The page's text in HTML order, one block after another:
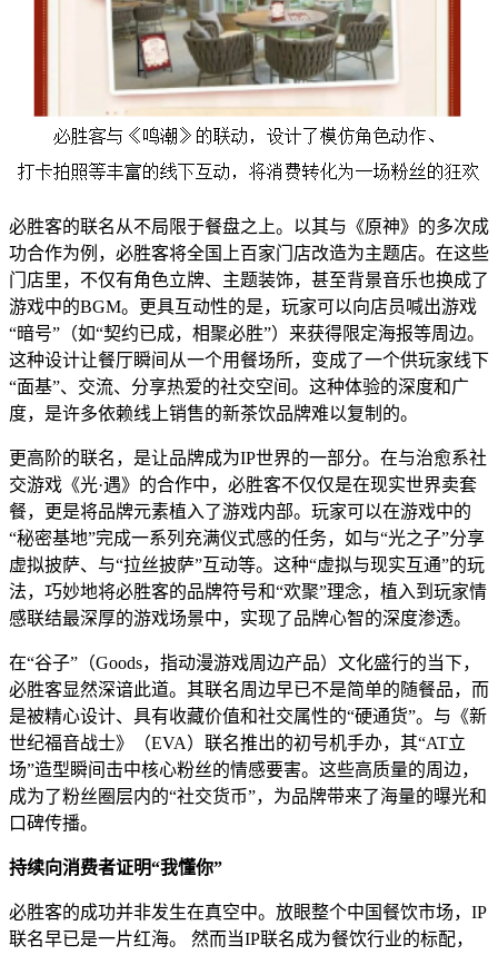
必胜客的联名从不局限于餐盘之上。以其与《原神》的多次成
功合作为例，必胜客将全国上百家门店改造为主题店。在这些
门店里，不仅有角色立牌、主题装饰，甚至背景音乐也换成了
游戏中的BGM。更具互动性的是，玩家可以向店员喊出游戏
“暗号”（如“契约已成，相聚必胜”）来获得限定海报等周边。
这种设计让餐厅瞬间从一个用餐场所，变成了一个供玩家线下
“面基”、交流、分享热爱的社交空间。这种体验的深度和广
度，是许多依赖线上销售的新茶饮品牌难以复制的。
更高阶的联名，是让品牌成为IP世界的一部分。在与治愈系社
交游戏《光·遇》的合作中，必胜客不仅仅是在现实世界卖套
餐，更是将品牌元素植入了游戏内部。玩家可以在游戏中的
“秘密基地”完成一系列充满仪式感的任务，如与“光之子”分享
虚拟披萨、与“拉丝披萨”互动等。这种“虚拟与现实互通”的玩
法，巧妙地将必胜客的品牌符号和“欢聚”理念，植入到玩家情
感联结最深厚的游戏场景中，实现了品牌心智的深度渗透。
在“谷子”（Goods，指动漫游戏周边产品）文化盛行的当下，
必胜客显然深谙此道。其联名周边早已不是简单的随餐品，而
是被精心设计、具有收藏价值和社交属性的“硬通货”。与《新
世纪福音战士》（EVA）联名推出的初号机手办，其“AT立
场”造型瞬间击中核心粉丝的情感要害。这些高质量的周边，
成为了粉丝圈层内的“社交货币”，为品牌带来了海量的曝光和
口碑传播。
持续向消费者证明“我懂你”
必胜客的成功并非发生在真空中。放眼整个中国餐饮市场，IP
联名早已是一片红海。 然而当IP联名成为餐饮行业的标配，